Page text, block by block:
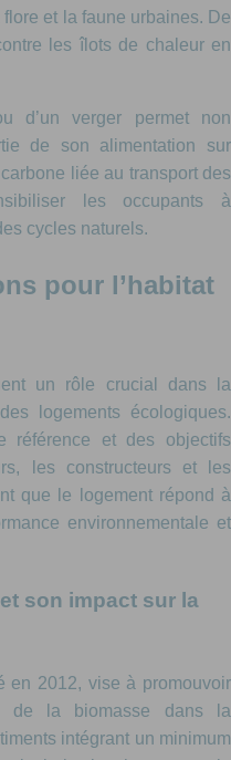
et la faune urbaines. De
les îlots de chaleur en
d’un verger permet non
de son alimentation sur
liée au transport des
les occupants à
cycles naturels.
pour l’habitat
un rôle crucial dans la
logements écologiques.
référence et des objectifs
les constructeurs et les
que le logement répond à
environnementale et
son impact sur la
en 2012, vise à promouvoir
de la biomasse dans la
intégrant un minimum